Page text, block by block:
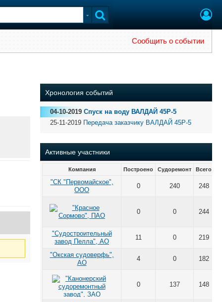
Сообщить о событии
Хронология событий
04-10-2019 Спуск на воду ВАЛДАЙ 45Р-5
25-11-2019 Передача заказчику ВАЛДАЙ 45Р-5
Активные участники
Компания Построено Судоремонт Всего
"СК "Первомайское",
ООО
0 240 248
0 0 244
"Судостроительный
завод Пелла", АО
11 0 219
"Окская судоверфь",
АО
4 0 182
0 137 148